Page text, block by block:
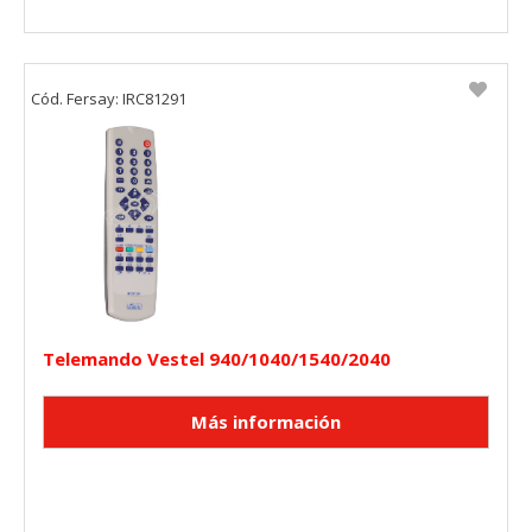
Telemando Vestel 940/1040/1540/2040
Cód. Fersay: IRC81291COOKIELEGALFERSAY, VSF904, PHPSESSID, wp-settings-1,
wp-settings-time-1, _evCo, _evCoLT
Cookies de rendimiento
Estas cookies nos permiten contar las visitas y fuentes de
tráfico para poder evaluar el rendimiento de nuestro sitio y
mejorarlo. Nos ayudan a saber qué páginas son las más o
menos visitadas, y cómo los visitantes navegan por el sitio.
Toda la información que recogen estas cookies es
agregada y, por lo tanto, es anónima.
_utma,_utmb,_utmc,_utmz,_utmt,_utmz,_atuvc,_atuvs, _ga,
Cookies dirigidas